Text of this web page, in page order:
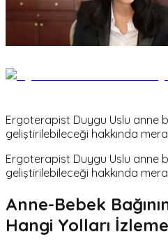
Ergoterapist Duygu Uslu anne
geliştirilebileceği hakkında
Ergoterapist Duygu Uslu anne
geliştirilebileceği hakkında
Anne-Bebek
Hangi Yolları